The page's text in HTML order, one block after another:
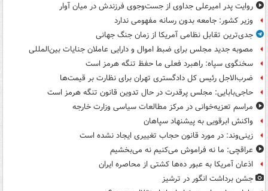
روایت پدر امیرعلی جداوی از جست‌وجوی فرزندش در میان آوار
وزیر کشور: جامعه بدون رسانه مفهومی ندارد
جدی‌ترین تقابل نظامی آمریکا از زمان جنگ جهانی
مصوبه جدید مجلس برای ضبط اموال و دارایی عاملان جنایات بین‌المللی
سخنگوی سپاه: راهبرد فعلی ما حفظ تنگه هرمز است
ضرب‌الاجل رئیس کل دادگستری تهران برای نظارت بر قیمت‌ها
حاجی‌بابایی: مجلس پرقدرت در حال تدوین قانون تنگه هرمز است
مراسم تعزیه‌خوانی در مرکز مطالعات سیاسی وزارت خارجه
واکنش ابرقویی به پیشنهاد سپاهان
زینی‌وند: در مورد قانون حجاب تغییری ایجاد نشده است
عراقچی: ما نه فراموش می‌کنیم نه می‌بخشیم
اذعان آمریکا به عبور ده‌ها کشتی از محاصره ایران
جشن برداشت انگور در ترشیز